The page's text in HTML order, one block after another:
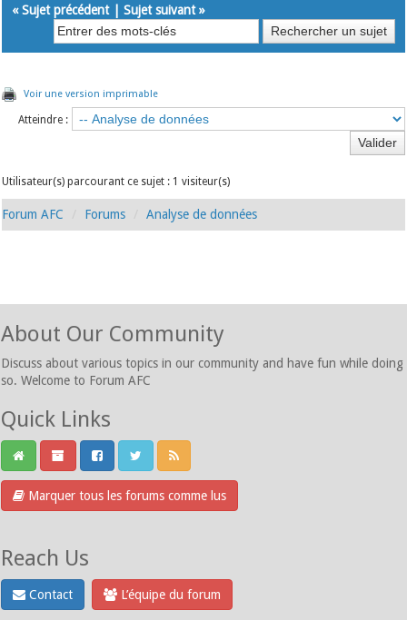
«Sujet précédent|Sujet suivant»
Voir une version imprimable
Atteindre :
Utilisateur(s) parcourant ce sujet : 1 visiteur(s)
Forum AFC Forums Analyse de données
About Our Community
Discuss about various topics in our community and have fun while doing
so. Welcome to Forum AFC
Quick Links
Marquer tous les forums comme lus
Reach Us
Contact L’équipe du forum